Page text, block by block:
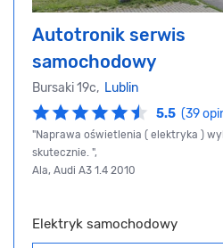
Autotronik serwis
samochodowy
Bursaki 19c, Lublin
5.5 (39
"Naprawa oświetlenia ( elektryka )
skutecznie. ",
Ala, Audi A3 1.4 2010
Elektryk samochodowy